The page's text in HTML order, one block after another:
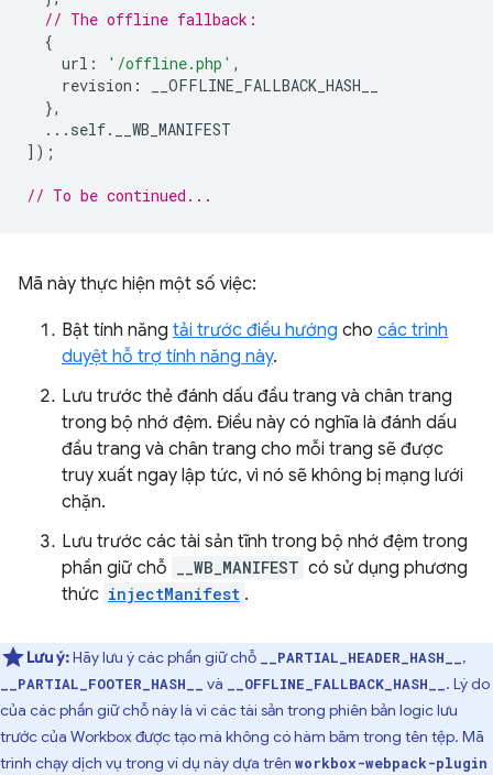
// The offline fallback:
{
url : '/offline.php' ,
revision :
__OFFLINE_FALLBACK_HASH__
},
... self.
__WB_MANIFEST
]);
// To be continued...
Mã này thực hiện một số việc:
Bật tính năng tải trước điều hướng cho các trình
duyệt hỗ trợ tính năng này.
Lưu trước thẻ đánh dấu đầu trang và chân trang
trong bộ nhớ đệm. Điều này có nghĩa là đánh dấu
đầu trang và chân trang cho mỗi trang sẽ được
truy xuất ngay lập tức, vì nó sẽ không bị mạng lưới
chặn.
Lưu trước các tài sản tĩnh trong bộ nhớ đệm trong
phần giữ chỗ
__WB_MANIFEST có sử dụng phương
thức injectManifest .
Lưu ý:Hãy lưu ý các phần giữ chỗ __PARTIAL_HEADER_HASH__ ,
__PARTIAL_FOOTER_HASH__ và __OFFLINE_FALLBACK_HASH__ . Lý do
của các phần giữ chỗ này là vì các tài sản trong phiên bản logic lưu
trước của Workbox được tạo mà không có hàm băm trong tên tệp. Mã
trình chạy dịch vụ trong ví dụ này dựa trên workbox-webpack-plugin